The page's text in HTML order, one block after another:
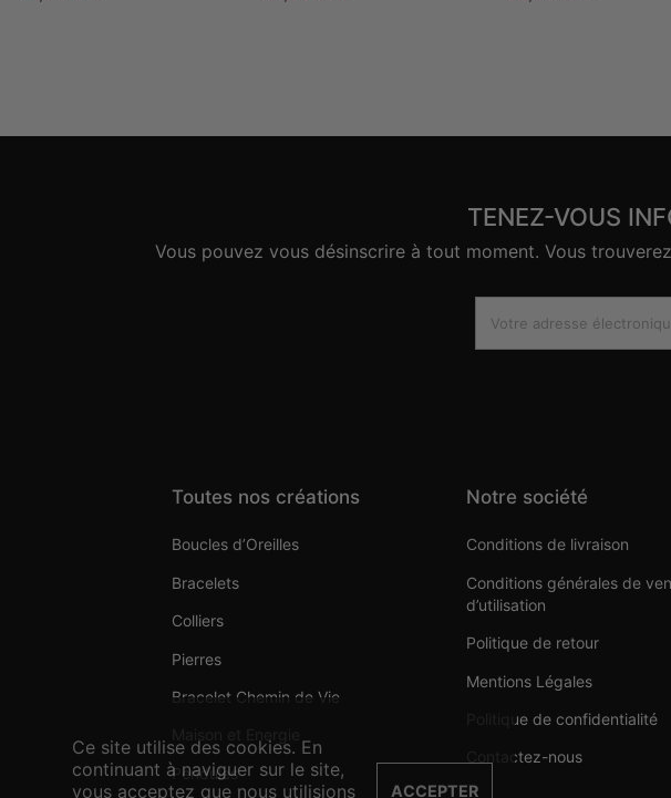
TENEZ-VOUS
Vous pouvez vous désinscrire à tout moment. Vous
Toutes nos créations
Boucles d’Oreilles
Bracelets
Colliers
Pierres
Bracelet Chemin de Vie
Pendules
Notre société
Conditions de livraison
Conditions générales de
d’utilisation
Politique de retour
Mentions Légales
Politique de confidentialité
Contactez-nous
Ce site utilise des cookies. En
continuant à naviguer sur le site,
vous acceptez que nous utilisions
ACCEPTER